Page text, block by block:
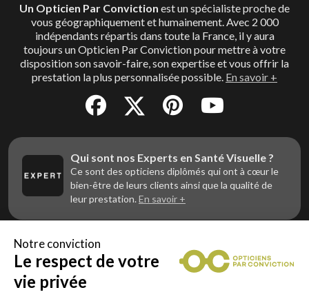
Un Opticien Par Conviction est un spécialiste proche de
vous géographiquement et humainement. Avec 2 000
indépendants répartis dans toute la France, il y aura
toujours un Opticien Par Conviction pour mettre à votre
disposition son savoir-faire, son expertise et vous offrir la
prestation la plus personnalisée possible. En savoir +
Qui sont nos Experts en Santé Visuelle ?
Ce sont des opticiens diplômés qui ont à cœur le
bien-être de leurs clients ainsi que la qualité de
leur prestation. En savoir +
Vous êtes un professionnel de la vue et
vous souhaitez nous rejoindre ?
Contactez Alliance Optic, la centrale d’achats et
Notre conviction
Le respect de votre
vie privée